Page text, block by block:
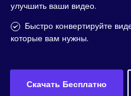
UniConverter для Mac
Больше инструментов
Пользователи Социальных
Фотография
ВидеоурокиПосмотрите видеоурок и
Поддержка
UniConverter.
улучшить ваши видео.
Быстро конвертируйте
которые вам нужны.
Скачать Бесплатно